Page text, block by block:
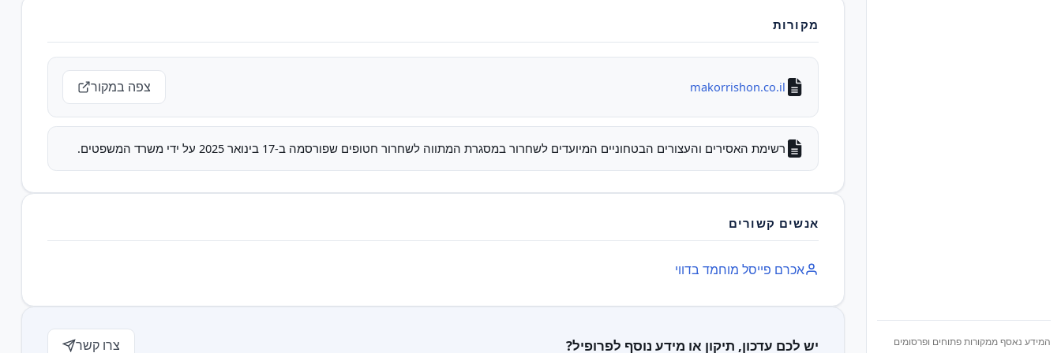
המידע נאסף ממקורות פתוחים ופרסומים
מקורות
makorrishon.co.il צפה במקור
רשימת האסירים והעצורים הבטחוניים המיועדים לשחרור במסגרת המתווה לשחרור חטופים שפורסמה ב-17 בינואר 2025 על ידי משרד המשפטים.
אנשים קשורים
אכרם פייסל מוחמד בדווי
יש לכם עדכון, תיקון או מידע נוסף לפרופיל? צרו קשר